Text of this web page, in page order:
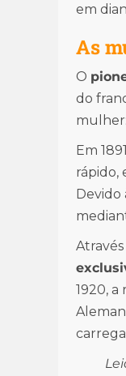
em
As
O
do
Em
rápido,
Devido
1920,